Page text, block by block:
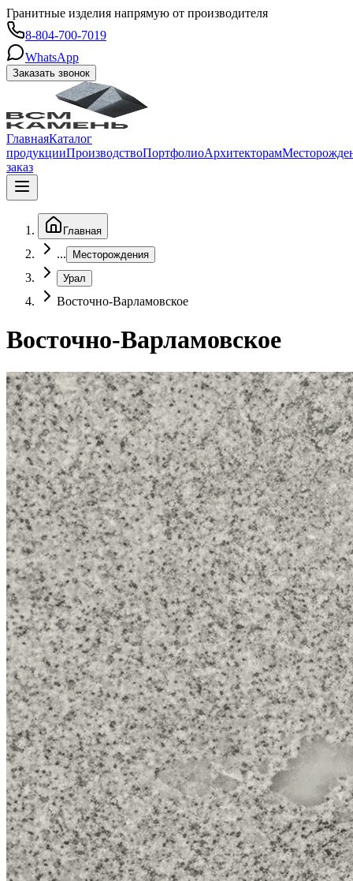
Гранитные изделия напрямую от производителя
8-804-700-7019
WhatsApp
Заказать звонок
ГлавнаяКаталог
продукцииПроизводствоПортфолиоАрхитекторам
заказ
Главная
...
Месторождения
Урал
Восточно-Варламовское
Восточно-Варламовское